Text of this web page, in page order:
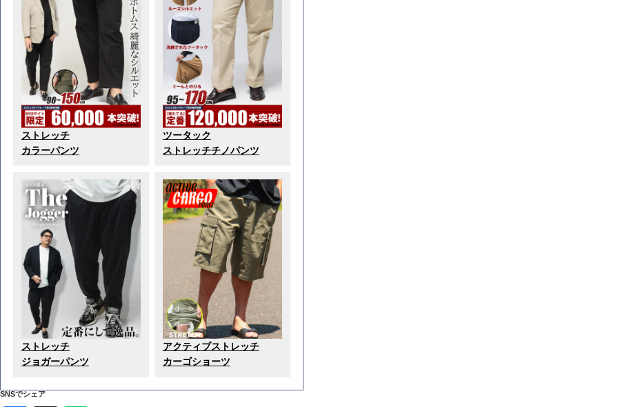
ストレッチ
カラーパンツ
ツータック
ストレッチチノパンツ
ストレッチ
ジョガーパンツ
アクティブストレッチ
カーゴショーツ
SNSでシェア